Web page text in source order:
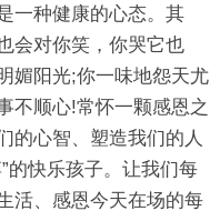
一种健康的心态。其
会对你笑，你哭它也
媚阳光;你一味地怨天尤
不顺心!常怀一颗感恩之
的心智、塑造我们的人
的快乐孩子。让我们每
活、感恩今天在场的每